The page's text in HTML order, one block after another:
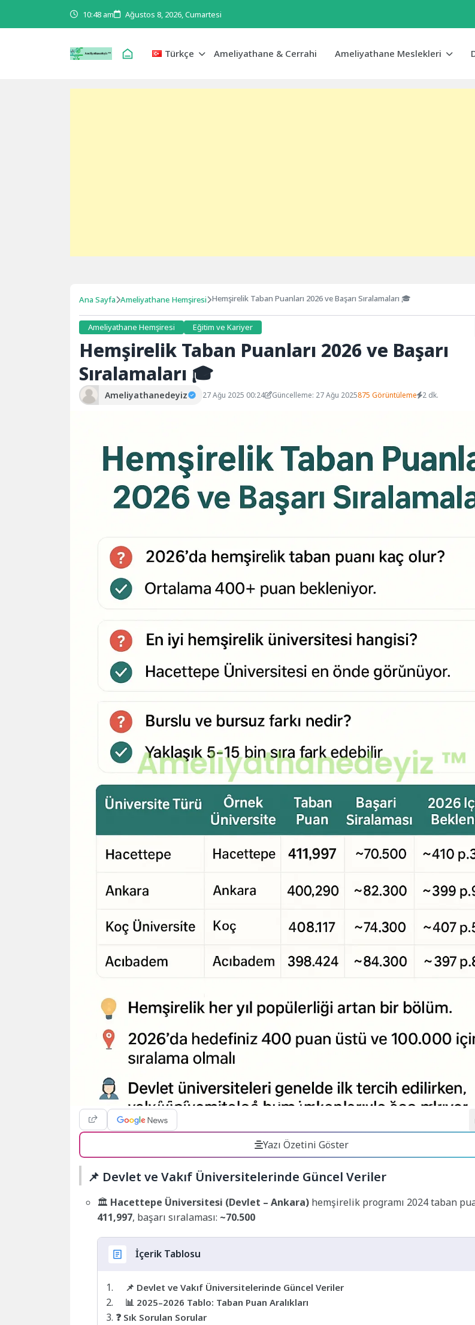
10:48 am Ağustos 8, 2026, Cumartesi
Türkçe Ameliyathane & Cerrahi Ameliyathane Meslekleri
Ana Sayfa Ameliyathane Hemşiresi Hemşirelik Taban Puanları 2026 ve Başarı Sıralamaları 🎓
Ameliyathane Hemşiresi Eğitim ve Kariyer
Hemşirelik Taban Puanları 2026 ve Başarı
Sıralamaları 🎓
Ameliyathanedeyiz 27 Ağu 2025 00:24 Güncelleme: 27 Ağu 2025875 Görüntüleme 2 dk.
Yazı Özetini Göster
📌 Devlet ve Vakıf Üniversitelerinde Güncel Veriler
🏛️ Hacettepe Üniversitesi (Devlet – Ankara) hemşirelik programı 2024 taban
411,997, başarı sıralaması: ~70.500
İçerik Tablosu
📌 Devlet ve Vakıf Üniversitelerinde Güncel Veriler
📊 2025–2026 Tablo: Taban Puan Aralıkları
❓ Sık Sorulan Sorular